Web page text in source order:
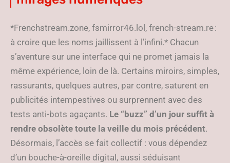
*Frenchstream.zone, fsmirror46.lol, french-stream.re :
à croire que les noms jaillissent à l’infini.* Chacun
s’aventure sur une interface qui ne promet jamais la
même expérience, loin de là. Certains miroirs, simples,
rassurants, quelques autres, par contre, saturent en
publicités intempestives ou surprennent avec des
tests anti-bots agaçants. Le “buzz” d’un jour suffit à
rendre obsolète toute la veille du mois précédent.
Désormais, l’accès se fait collectif : vous dépendez
d’un bouche-à-oreille digital, aussi séduisant